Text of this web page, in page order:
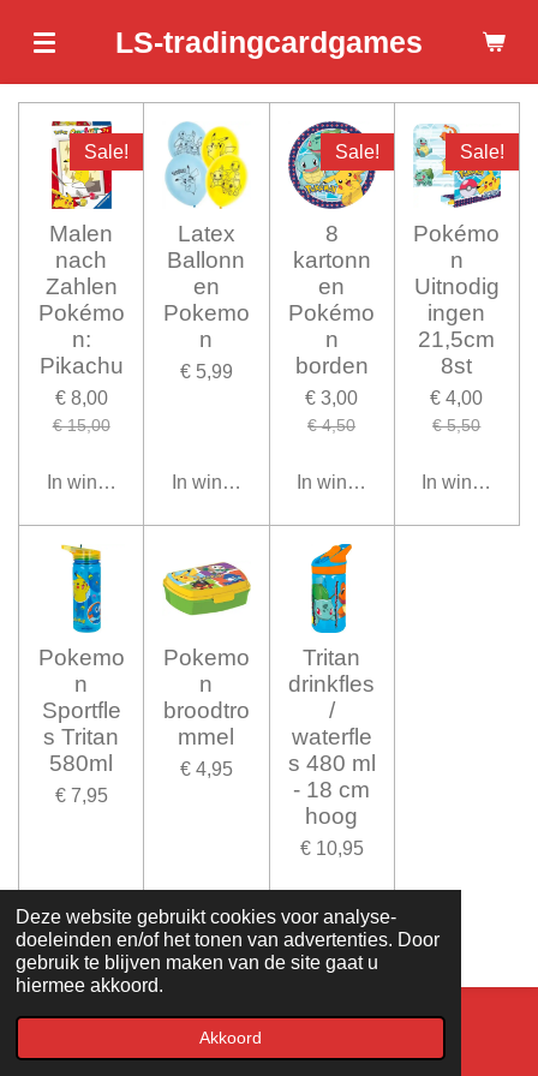
Deze website gebruikt cookies voor analyse-
doeleinden en/of het tonen van advertenties. Door
gebruik te blijven maken van de site gaat u
hiermee akkoord.
Akkoord
direct
naar
hoofdinhoud
LS-tradingcardgames
Sale!
Malen
nach
Zahlen
Pokémo
n:
Pikachu
€ 8,00
€ 15,00
In winkelwagen
Latex
Ballonn
en
Pokemo
n
€ 5,99
In winkelwagen
Sale!
8
kartonn
en
Pokémo
n
borden
€ 3,00
€ 4,50
In winkelwagen
Sale!
Pokémo
n
Uitnodig
ingen
21,5cm
8st
€ 4,00
€ 5,50
In
Pokemo
n
Sportfle
s Tritan
580ml
€ 7,95
In winkelwagen
Pokemo
n
broodtro
mmel
€ 4,95
In winkelwagen
Tritan
drinkfles
/
waterfle
s 480 ml
- 18 cm
hoog
€ 10,95
In winkelwagen
© LS-tradingcardgames 2020. Design - Justin.